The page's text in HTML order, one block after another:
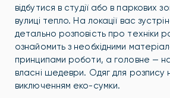
відбутися в студії або в паркових
вулиці тепло. На локації вас
детально розповість про техніки
ознайомить з необхідними
принципами роботи, а головне —
власні шедеври. Одяг для розпису
виключенням еко-сумки.